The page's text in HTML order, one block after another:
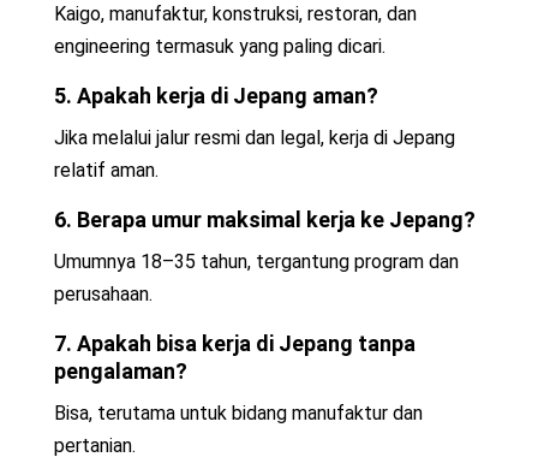
Kaigo, manufaktur, konstruksi, restoran, dan
engineering termasuk yang paling dicari.
5. Apakah kerja di Jepang aman?
Jika melalui jalur resmi dan legal, kerja di Jepang
relatif aman.
6. Berapa umur maksimal kerja ke Jepang?
Umumnya 18–35 tahun, tergantung program dan
perusahaan.
7. Apakah bisa kerja di Jepang tanpa
pengalaman?
Bisa, terutama untuk bidang manufaktur dan
pertanian.